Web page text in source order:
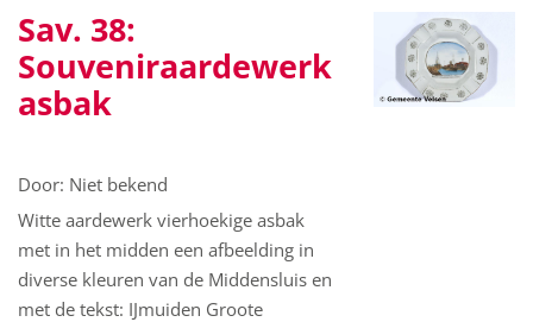
Sav. 38:
Souveniraardewerk
asbak
Door: Niet bekend
Witte aardewerk vierhoekige asbak
met in het midden een afbeelding in
diverse kleuren van de Middensluis en
met de tekst: IJmuiden Groote